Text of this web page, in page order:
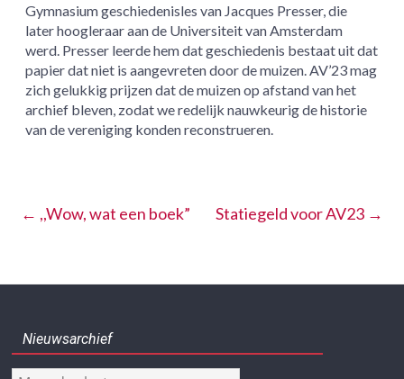
Gymnasium geschiedenisles van Jacques Presser, die
later hoogleraar aan de Universiteit van Amsterdam
werd. Presser leerde hem dat geschiedenis bestaat uit dat
papier dat niet is aangevreten door de muizen. AV’23 mag
zich gelukkig prijzen dat de muizen op afstand van het
archief bleven, zodat we redelijk nauwkeurig de historie
van de vereniging konden reconstrueren.
← ,,Wow, wat een boek” Statiegeld voor AV23 →
Nieuwsarchief
Nieuwsarchief